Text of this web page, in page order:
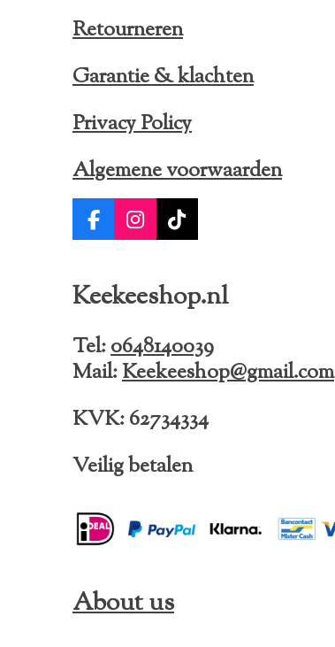
Retourneren
Garantie & klachten
Privacy Policy
Algemene voorwaarden
F
a
b
o
k
I
n
a
r
a
m
T
i
o
Keekeeshop.nl
Tel:0648140039
Mail:Keekeeshop@gmail.com
KVK: 62734334
Veilig betalen
About us